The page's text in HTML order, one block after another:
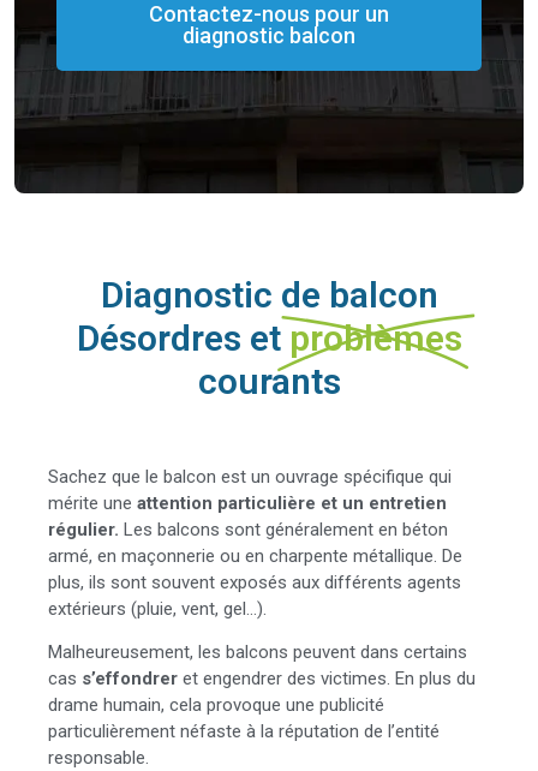
Contactez-nous pour un
diagnostic balcon
Diagnostic de balcon
Désordres et problèmes
courants
Sachez que le balcon est un ouvrage spécifique qui
mérite une attention particulière et un entretien
régulier. Les balcons sont généralement en béton
armé, en maçonnerie ou en charpente métallique. De
plus, ils sont souvent exposés aux différents agents
extérieurs (pluie, vent, gel…).
Malheureusement, les balcons peuvent dans certains
cas s’effondrer et engendrer des victimes. En plus du
drame humain, cela provoque une publicité
particulièrement néfaste à la réputation de l’entité
responsable.